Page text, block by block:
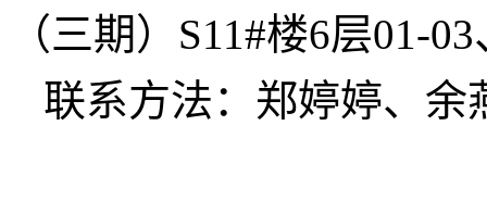
（三期）S11#楼6层01-
联系方法： 郑婷婷、余